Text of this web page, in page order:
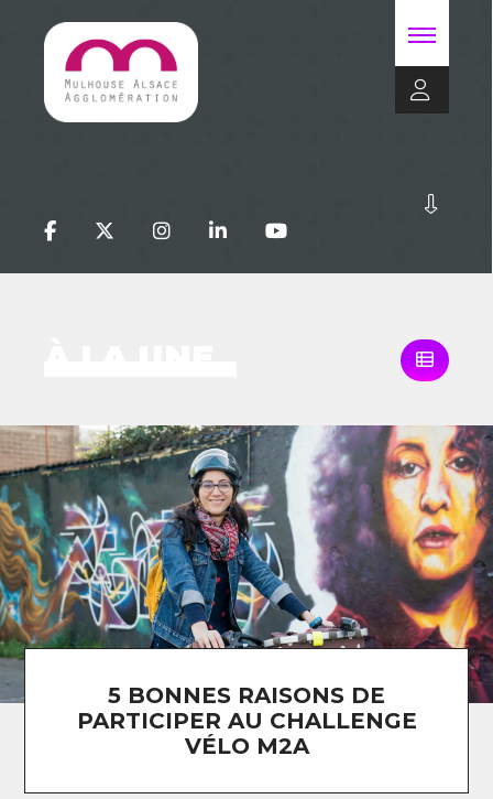
5 BONNES RAISONS DE
PARTICIPER AU CHALLENGE
VÉLO M2A